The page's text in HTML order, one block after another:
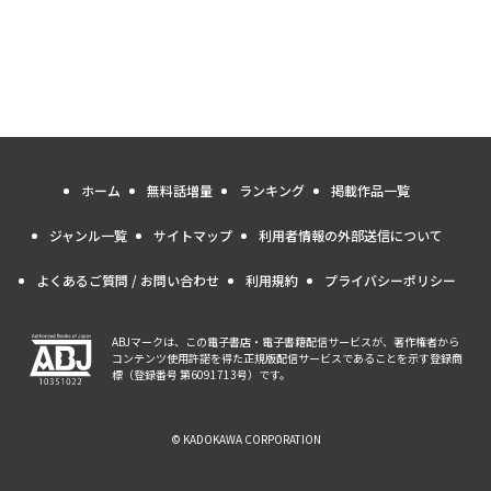
ホーム 無料話増量 ランキング 掲載作品一覧
ジャンル一覧 サイトマップ 利用者情報の外部送信について
よくあるご質問 / お問い合わせ 利用規約 プライバシーポリシー
ABJマークは、この電子書店・電子書籍配信サービスが、著作権者から
コンテンツ使用許諾を得た正規版配信サービスであることを示す登録商
標（登録番号 第6091713号）です。
© KADOKAWA CORPORATION